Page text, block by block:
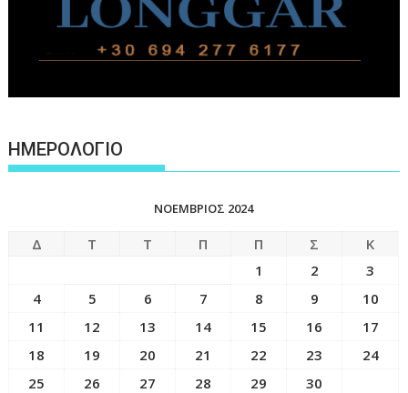
ΗΜΕΡΟΛΟΓΙΟ
ΝΟΈΜΒΡΙΟΣ 2024
Δ Τ Τ Π Π Σ
Κ
1
2
3
4
5 6 7 8 9
10
11
12 13 14 15 16
17
18
19 20 21 22 23
24
25
26 27 28 29 30